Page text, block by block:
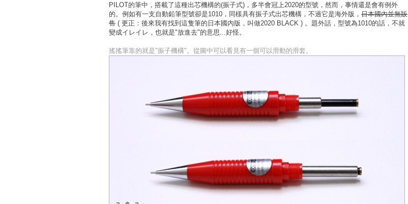
PILOT的筆中，搭載了這種出芯機構的(振子式)，多半會冠上2020的型號，然而，事情還是會有例外
的。例如有一支自動鉛筆型號卻是1010，同樣具有振子式出芯機構，不過它是海外版， 日本國內並無販
售 ( 更正：後來我有找到這隻筆的日本國內版，叫做2020 BLACK ) 。題外話，型號為1010的話，不就
變成イレイレ，也就是"放進去"的意思...好怪。
搖搖筆靠的就是"振子機構"。從圖中可以看見有一個可以滑動的滑套。